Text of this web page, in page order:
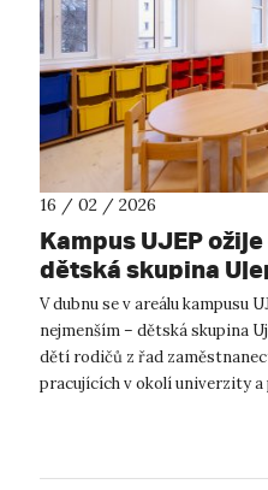
16 / 02 / 2026
Kampus UJEP
dětská skupina
dubnu
V dubnu se v areálu kampusu
nejmenším – dětská skupina
dětí rodičů z řad
pracujících v okolí univerzity